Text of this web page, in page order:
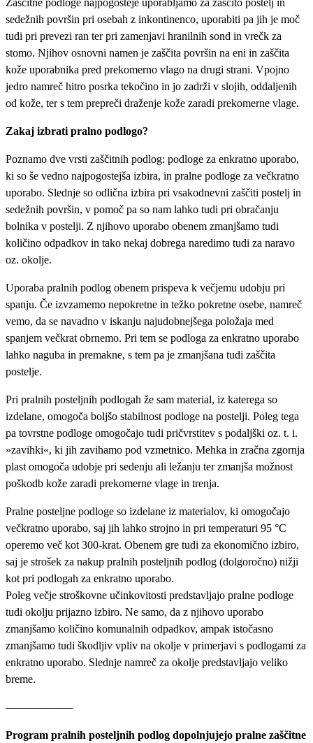
sedežnih površin pri osebah z inkontinenco, uporabiti pa jih je moč
tudi pri prevezi ran ter pri zamenjavi hranilnih sond in vrečk za
stomo. Njihov osnovni namen je zaščita površin na eni in zaščita
kože uporabnika pred prekomerno vlago na drugi strani. Vpojno
jedro namreč hitro posrka tekočino in jo zadrži v slojih, oddaljenih
od kože, ter s tem prepreči draženje kože zaradi prekomerne vlage.
Zakaj izbrati pralno podlogo?
Poznamo dve vrsti zaščitnih podlog: podloge za enkratno uporabo,
ki so še vedno najpogostejša izbira, in pralne podloge za večkratno
uporabo. Slednje so odlična izbira pri vsakodnevni zaščiti postelj in
sedežnih površin, v pomoč pa so nam lahko tudi pri obračanju
bolnika v postelji. Z njihovo uporabo obenem zmanjšamo tudi
količino odpadkov in tako nekaj dobrega naredimo tudi za naravo
oz. okolje.
Uporaba pralnih podlog obenem prispeva k večjemu udobju pri
spanju. Če izvzamemo nepokretne in težko pokretne osebe, namreč
vemo, da se navadno v iskanju najudobnejšega položaja med
spanjem večkrat obrnemo. Pri tem se podloga za enkratno uporabo
lahko naguba in premakne, s tem pa je zmanjšana tudi zaščita
postelje.
Pri pralnih posteljnih podlogah že sam material, iz katerega so
izdelane, omogoča boljšo stabilnost podloge na postelji. Poleg tega
pa tovrstne podloge omogočajo tudi pričvrstitev s podaljški oz. t. i.
»zavihki«, ki jih zavihamo pod vzmetnico. Mehka in zračna zgornja
plast omogoča udobje pri sedenju ali ležanju ter zmanjša možnost
poškodb kože zaradi prekomerne vlage in trenja.
Pralne posteljne podloge so izdelane iz materialov, ki omogočajo
večkratno uporabo, saj jih lahko strojno in pri temperaturi 95 °C
operemo več kot 300-krat. Obenem gre tudi za ekonomično izbiro,
saj je strošek za nakup pralnih posteljnih podlog (dolgoročno) nižji
kot pri podlogah za enkratno uporabo.
Poleg večje stroškovne učinkovitosti predstavljajo pralne podloge
tudi okolju prijazno izbiro. Ne samo, da z njihovo uporabo
zmanjšamo količino komunalnih odpadkov, ampak istočasno
zmanjšamo tudi škodljiv vpliv na okolje v primerjavi s podlogami za
enkratno uporabo. Slednje namreč za okolje predstavljajo veliko
breme.
——————
Program pralnih posteljnih podlog dopolnjujejo pralne zaščitne